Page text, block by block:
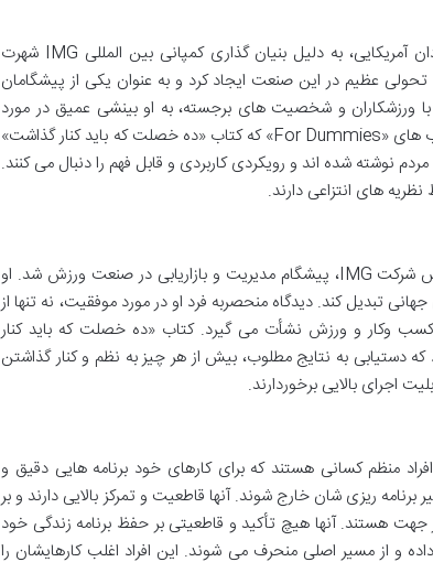
مارک مک کورمک (Mark H. McCormack)، نویسنده و حقوق دان آمریکایی، به دلیل بنیان گذاری کمپانی بین المللی IMG شهرت
تحولی عظیم در این صنعت ایجاد کرد و به عنوان یکی از پیشگامان
ورزشکاران و شخصیت های برجسته، به او بینشی عمیق در مورد
عوامل موفقیت و شکست افراد در دنیای واقعی بخشید. مجموعه کتاب های «For Dummies» که کتاب «ده خصلت که باید کنار گذاشت»
نوشته شده اند و رویکردی کاربردی و قابل فهم را دنبال می کنند.
های انتزاعی دارند.
مارک مک کورمک (۱۹۳۰-۲۰۰۳) کارآفرین و حقوقدانی بود که با تأسیس شرکت IMG، پیشگام مدیریت و بازاریابی در صنعت ورزش شد. او
تبدیل کند. دیدگاه منحصربه فرد او در مورد موفقیت، نه تنها از
وکار و ورزش نشأت می گیرد. کتاب «ده خصلت که باید کنار
که دستیابی به نتایج مطلوب، بیش از هر چیز به نظم و کنار گذاشتن
اجرای بالایی برخوردارند.
منظم کسانی هستند که برای کارهای خود برنامه هایی دقیق و
ریزی شان خارج شوند. آنها قاطعیت و تمرکز بالایی دارند و بر
جهت هستند. آنها هیچ تأکید و قاطعیتی بر حفظ برنامه زندگی خود
و از مسیر اصلی منحرف می شوند. این افراد اغلب کارهایشان را